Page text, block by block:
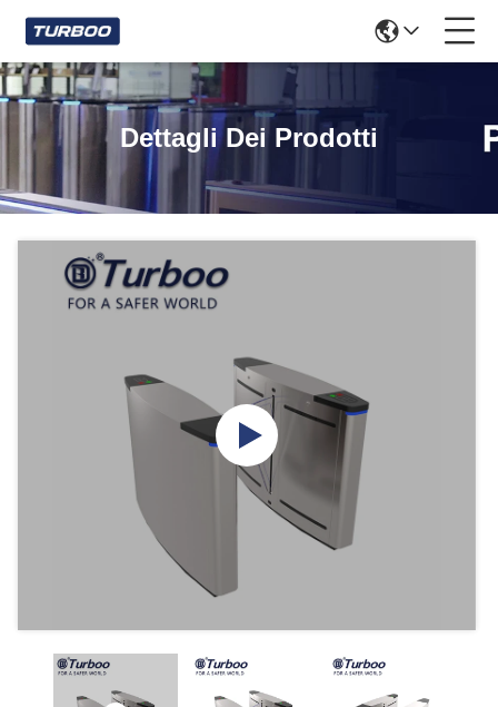
Dettagli Dei Prodotti